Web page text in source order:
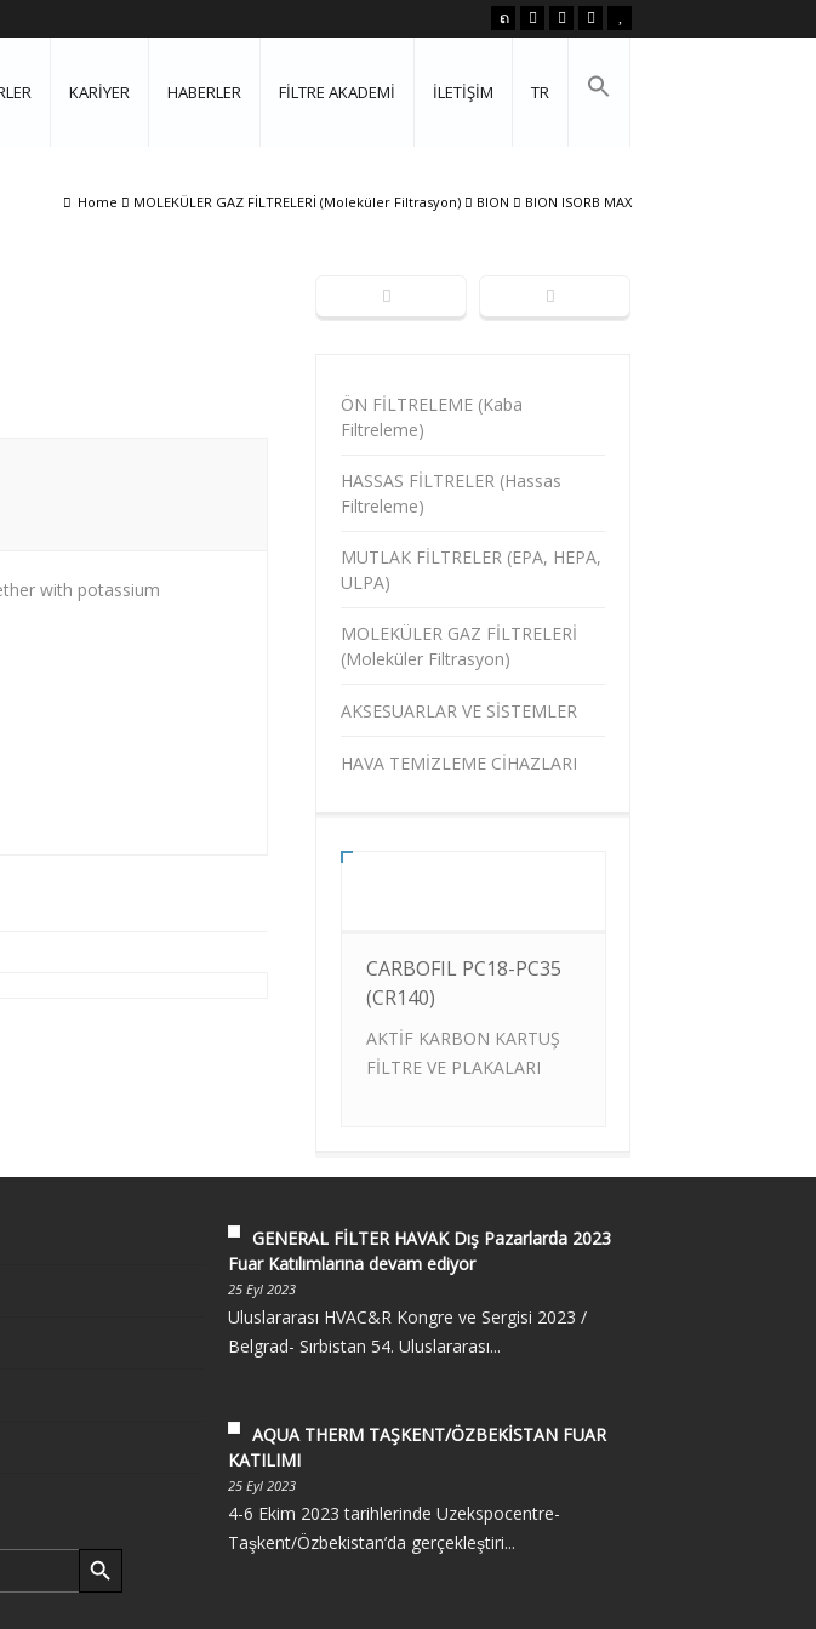
KARİYER HABERLER FİLTRE AKADEMİ İLETİŞİM TR
Home MOLEKÜLER GAZ FİLTRELERİ (Moleküler Filtrasyon) BION BION ISORB MAX
with potassium
ÖN FİLTRELEME (Kaba
Filtreleme)
HASSAS FİLTRELER (Hassas
Filtreleme)
MUTLAK FİLTRELER (EPA, HEPA,
ULPA)
MOLEKÜLER GAZ FİLTRELERİ
(Moleküler Filtrasyon)
AKSESUARLAR VE SİSTEMLER
HAVA TEMİZLEME CİHAZLARI
CARBOFIL PC18-PC35
(CR140)
AKTİF KARBON KARTUŞ
FİLTRE VE PLAKALARI
Search Button
GENERAL FİLTER HAVAK Dış Pazarlarda 2023
Fuar Katılımlarına devam ediyor
25 Eyl 2023
Uluslararası HVAC&R Kongre ve Sergisi 2023 /
Belgrad- Sırbistan 54. Uluslararası...
AQUA THERM TAŞKENT/ÖZBEKİSTAN FUAR
KATILIMI
25 Eyl 2023
4-6 Ekim 2023 tarihlerinde Uzekspocentre-
Taşkent/Özbekistan’da gerçekleştiri...